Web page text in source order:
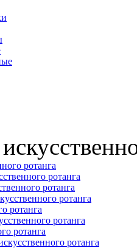
ротанга
ротанга
ротанга
ротанга
ротанга
ротанга
ротанга
ротанга